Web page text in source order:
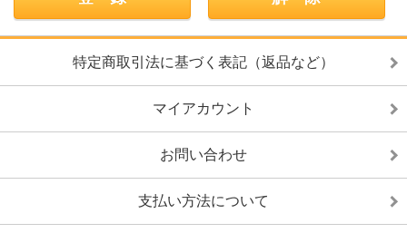
特定商取引法に基づく表記（返品など）
マイアカウント
お問い合わせ
支払い方法について